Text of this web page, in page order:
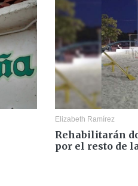
Elizabeth Ramírez
Rehabilitarán
por el resto de